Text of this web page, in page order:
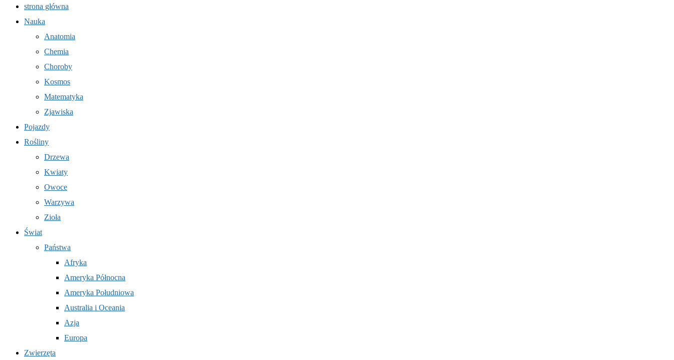
strona główna
Nauka
Anatomia
Chemia
Choroby
Kosmos
Matematyka
Zjawiska
Pojazdy
Rośliny
Drzewa
Kwiaty
Owoce
Warzywa
Zioła
Świat
Państwa
Afryka
Ameryka Północna
Ameryka Południowa
Australia i Oceania
Azja
Europa
Zwierzęta